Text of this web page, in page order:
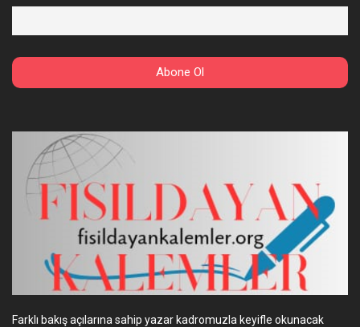
Farklı bakış açılarına sahip yazar kadromuzla keyifle okunacak